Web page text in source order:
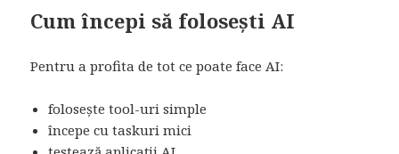
Cum începi să folosești AI
Pentru a profita de tot ce poate face AI:
folosește tool-uri simple
începe cu taskuri mici